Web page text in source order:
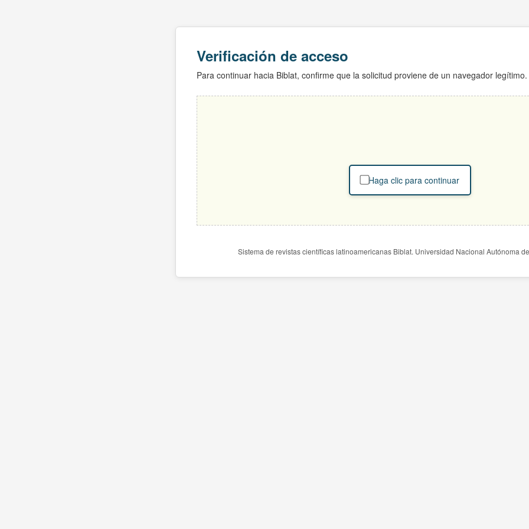
Verificación de acceso
Para continuar hacia Biblat, confirme que la solicitud proviene de un navegador legítimo.
Haga clic para continuar
Sistema de revistas científicas latinoamericanas Biblat. Universidad Nacional Autónoma